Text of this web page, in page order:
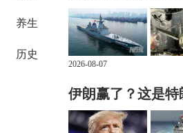
养生
历史
2026-08-07
伊朗赢了？这是